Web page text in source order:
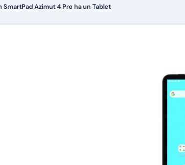
SmartPad Azimut 4 Pro ha un Tablet